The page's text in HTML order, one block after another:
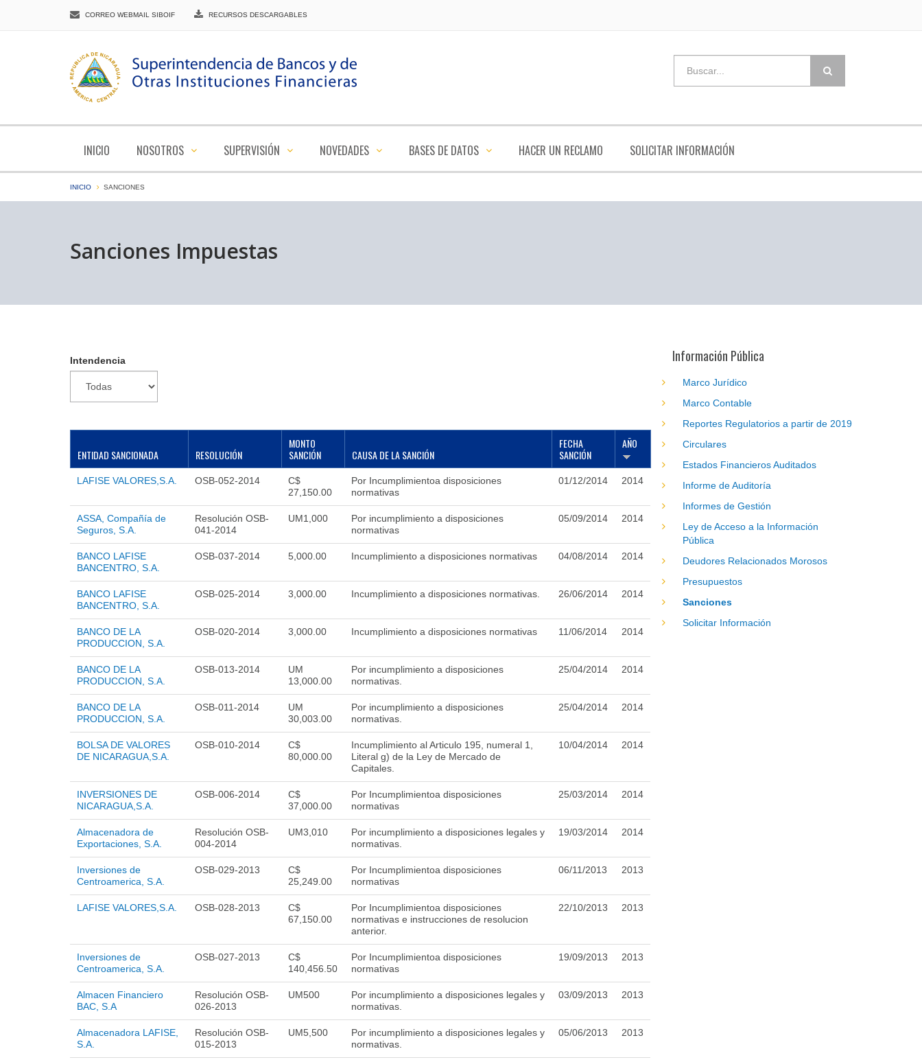
CORREO WEBMAIL SIBOIF RECURSOS DESCARGABLES
INICIO NOSOTROS SUPERVISIÓN NOVEDADES BASES DE DATOS HACER UN RECLAMO SOLICITAR INFORMACIÓN
INICIO SANCIONES
Sanciones Impuestas
Intendencia
ENTIDAD SANCIONADA RESOLUCIÓN
MONTO
SANCIÓN
CAUSA DE LA SANCIÓN
FECHA
SANCIÓN
AÑO
LAFISE VALORES,S.A. OSB-052-2014
C$
27,150.00
Por Incumplimientoa disposiciones
normativas
01/12/2014 2014
ASSA, Compañía de
Seguros, S.A.
Resolución OSB-
041-2014
UM1,000
Por incumplimiento a disposiciones
normativas
05/09/2014 2014
BANCO LAFISE
BANCENTRO, S.A.
OSB-037-2014 5,000.00 Incumplimiento a disposiciones normativas 04/08/2014 2014
BANCO LAFISE
BANCENTRO, S.A.
OSB-025-2014 3,000.00 Incumplimiento a disposiciones normativas. 26/06/2014 2014
BANCO DE LA
PRODUCCION, S.A.
OSB-020-2014 3,000.00 Incumplimiento a disposiciones normativas 11/06/2014 2014
BANCO DE LA
PRODUCCION, S.A.
OSB-013-2014
UM
13,000.00
Por incumplimiento a disposiciones
normativas.
25/04/2014 2014
BANCO DE LA
PRODUCCION, S.A.
OSB-011-2014
UM
30,003.00
Por incumplimiento a disposiciones
normativas.
25/04/2014 2014
BOLSA DE VALORES
DE NICARAGUA,S.A.
OSB-010-2014
C$
80,000.00
Incumplimiento al Articulo 195, numeral 1,
Literal g) de la Ley de Mercado de
Capitales.
10/04/2014 2014
INVERSIONES DE
NICARAGUA,S.A.
OSB-006-2014
C$
37,000.00
Por Incumplimientoa disposiciones
normativas
25/03/2014 2014
Almacenadora de
Exportaciones, S.A.
Resolución OSB-
004-2014
UM3,010
Por incumplimiento a disposiciones legales y
normativas.
19/03/2014 2014
Inversiones de
Centroamerica, S.A.
OSB-029-2013
C$
25,249.00
Por Incumplimientoa disposiciones
normativas
06/11/2013 2013
LAFISE VALORES,S.A. OSB-028-2013
C$
67,150.00
Por Incumplimientoa disposiciones
normativas e instrucciones de resolucion
anterior.
22/10/2013 2013
Inversiones de
Centroamerica, S.A.
OSB-027-2013
C$
140,456.50
Por Incumplimientoa disposiciones
normativas
19/09/2013 2013
Almacen Financiero
BAC, S.A
Resolución OSB-
026-2013
UM500
Por incumplimiento a disposiciones legales y
normativas.
03/09/2013 2013
Almacenadora LAFISE,
S.A.
Resolución OSB-
015-2013
UM5,500
Por incumplimiento a disposiciones legales y
normativas.
05/06/2013 2013
Información Pública
Marco Jurídico
Marco Contable
Reportes Regulatorios a partir de 2019
Circulares
Estados Financieros Auditados
Informe de Auditoría
Informes de Gestión
Ley de Acceso a la Información
Pública
Deudores Relacionados Morosos
Presupuestos
Sanciones
Solicitar Información